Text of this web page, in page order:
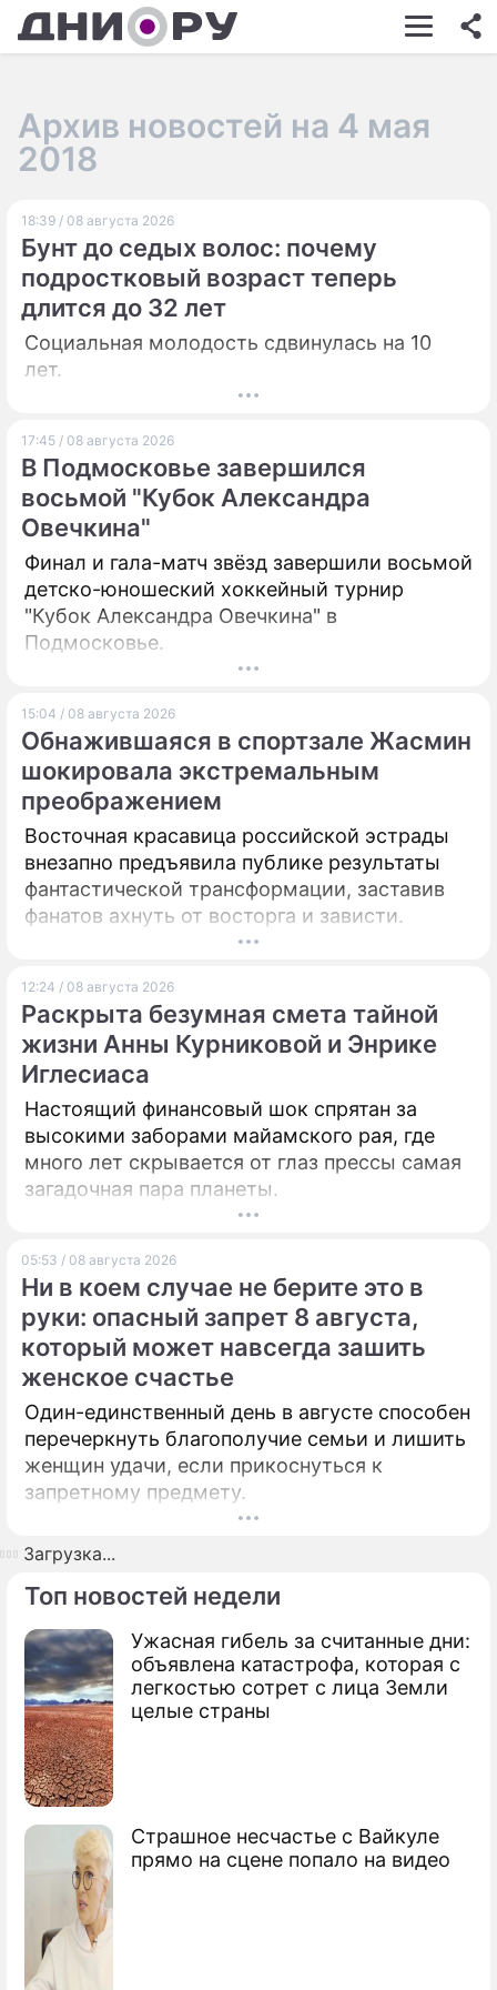
ШОУ-БИЗНЕС
КИНО
ЭКОНОМИКА
ИГРЫ
О ПРОЕКТЕ
Топ новостей недели
Ужасная гибель за считанные дни:
объявлена катастрофа, которая с
легкостью сотрет с лица Земли
целые страны
Страшное несчастье с Вайкуле
прямо на сцене попало на видео
Архив новостей на 4 мая
2018
18:39 / 08 августа 2026
Бунт до седых волос: почему
подростковый возраст теперь
длится до 32 лет
Социальная молодость сдвинулась на 10
лет.
17:45 / 08 августа 2026
В Подмосковье завершился
восьмой "Кубок Александра
Овечкина"
Финал и гала-матч звёзд завершили восьмой
детско-юношеский хоккейный турнир
"Кубок Александра Овечкина" в
Подмосковье.
15:04 / 08 августа 2026
Обнажившаяся в спортзале Жасмин
шокировала экстремальным
преображением
Восточная красавица российской эстрады
внезапно предъявила публике результаты
фантастической трансформации, заставив
фанатов ахнуть от восторга и зависти.
12:24 / 08 августа 2026
Раскрыта безумная смета тайной
жизни Анны Курниковой и Энрике
Иглесиаса
Настоящий финансовый шок спрятан за
высокими заборами майамского рая, где
много лет скрывается от глаз прессы самая
загадочная пара планеты.
05:53 / 08 августа 2026
Ни в коем случае не берите это в
руки: опасный запрет 8 августа,
который может навсегда зашить
женское счастье
Один-единственный день в августе способен
перечеркнуть благополучие семьи и лишить
женщин удачи, если прикоснуться к
запретному предмету.
Загрузка...